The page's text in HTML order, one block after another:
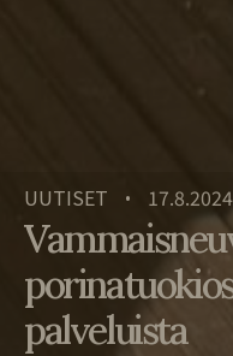
UUTISET • 17.8.2024
palveluista